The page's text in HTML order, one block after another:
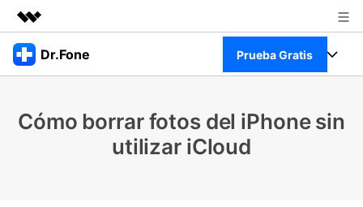
Productos destacados
Resumen
Quiénes somos
Dr.Fone Prueba Gratis
Ver Kit Completo >
Cómo borrar fotos del iPhone sin
utilizar iCloud